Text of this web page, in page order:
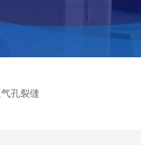
孔裂缝